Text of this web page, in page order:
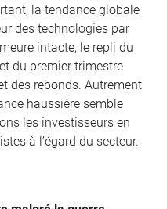
la tendance globale
des technologies par
intacte, le repli du
du premier trimestre
des rebonds. Autrement
haussière semble
les investisseurs en
à l’égard du secteur.